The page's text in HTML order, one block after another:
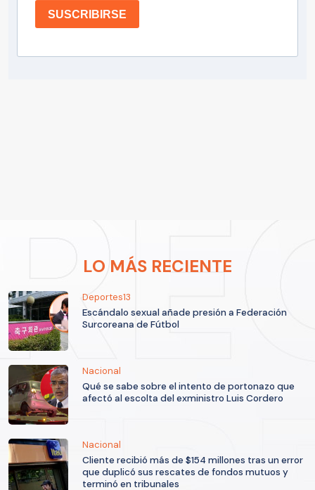
SUSCRIBIRSE
LO MÁS RECIENTE
Deportes13
Escándalo sexual añade presión a Federación
Surcoreana de Fútbol
Nacional
Qué se sabe sobre el intento de portonazo que
afectó al escolta del exministro Luis Cordero
Nacional
Cliente recibió más de $154 millones tras un error
que duplicó sus rescates de fondos mutuos y
terminó en tribunales